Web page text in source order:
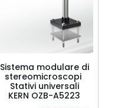
Sistema modulare di
stereomicroscopi 
Stativi universali
KERN OZB-A5223